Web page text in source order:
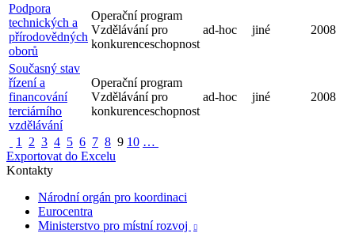
Podpora
technických a
přírodovědných
oborů
Operační program
Vzdělávání pro
konkurenceschopnost
ad-hoc jiné 2008
Současný stav
řízení a
financování
terciárního
vzdělávání
Operační program
Vzdělávání pro
konkurenceschopnost
ad-hoc jiné 2008
1 2 3 4 5 6 7 8 9 10 …
Exportovat do Excelu
Kontakty
Národní orgán pro koordinaci
Eurocentra
Ministerstvo pro místní rozvoj
